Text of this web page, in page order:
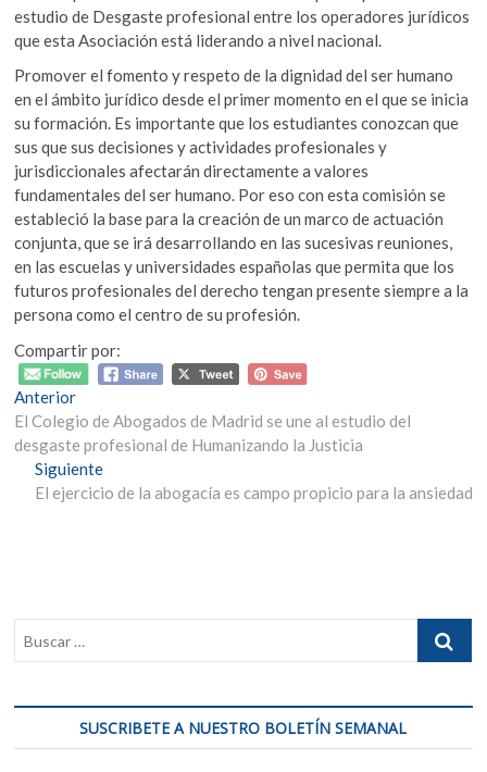
estudio de Desgaste profesional entre los operadores jurídicos
que esta Asociación está liderando a nivel nacional.
Promover el fomento y respeto de la dignidad del ser humano
en el ámbito jurídico desde el primer momento en el que se inicia
su formación. Es importante que los estudiantes conozcan que
sus que sus decisiones y actividades profesionales y
jurisdiccionales afectarán directamente a valores
fundamentales del ser humano. Por eso con esta comisión se
estableció la base para la creación de un marco de actuación
conjunta, que se irá desarrollando en las sucesivas reuniones,
en las escuelas y universidades españolas que permita que los
futuros profesionales del derecho tengan presente siempre a la
persona como el centro de su profesión.
Compartir por:
Navegación
de
entradas
AnteriorEntrada
anterior:
El Colegio de Abogados de Madrid se une al estudio del
desgaste profesional de Humanizando la Justicia
SiguienteEntrada
siguiente:
El ejercicio de la abogacía es campo propicio para la ansiedad
SUSCRIBETE A NUESTRO BOLETÍN SEMANAL